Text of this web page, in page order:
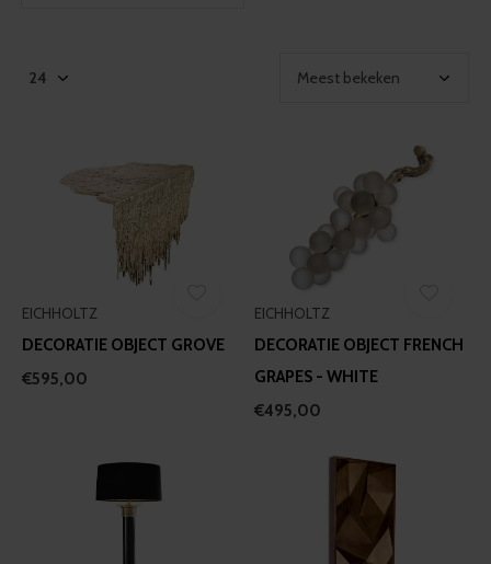
EICHHOLTZ
DECORATIE OBJECT GROVE
€595,00
EICHHOLTZ
DECORATIE OBJECT FRENCH
GRAPES - WHITE
€495,00